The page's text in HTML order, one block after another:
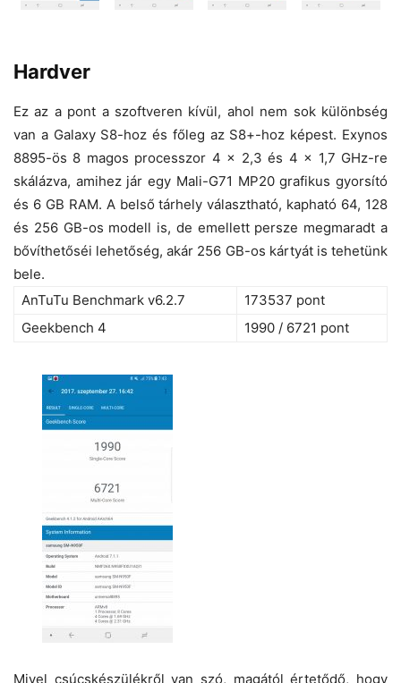
Hardver
Ez az a pont a szoftveren kívül, ahol nem sok különbség
van a Galaxy S8-hoz és főleg az S8+-hoz képest. Exynos
8895-ös 8 magos processzor 4 x 2,3 és 4 x 1,7 GHz-re
skálázva, amihez jár egy Mali-G71 MP20 grafikus gyorsító
és 6 GB RAM. A belső tárhely választható, kapható 64, 128
és 256 GB-os modell is, de emellett persze megmaradt a
bővíthetőséi lehetőség, akár 256 GB-os kártyát is tehetünk
bele.
AnTuTu Benchmark v6.2.7
173537 pont
Geekbench 4
1990 / 6721 pont
Mivel csúcskészülékről van szó, magától értetődő, hogy